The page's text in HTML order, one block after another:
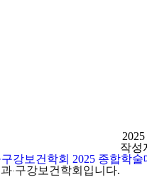
작성
강보건학회 2025 종합학
·구강보건학회입니다.